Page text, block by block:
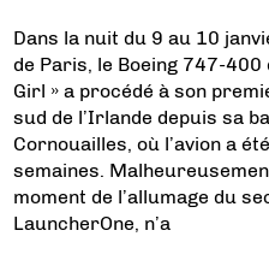
Dans la nuit du 9 au 10
de Paris, le Boeing 747-400
Girl » a procédé à son
sud de l’Irlande depuis sa
Cornouailles, où l’avion a
semaines.
moment de l’allumage du
LauncherOne, n’a